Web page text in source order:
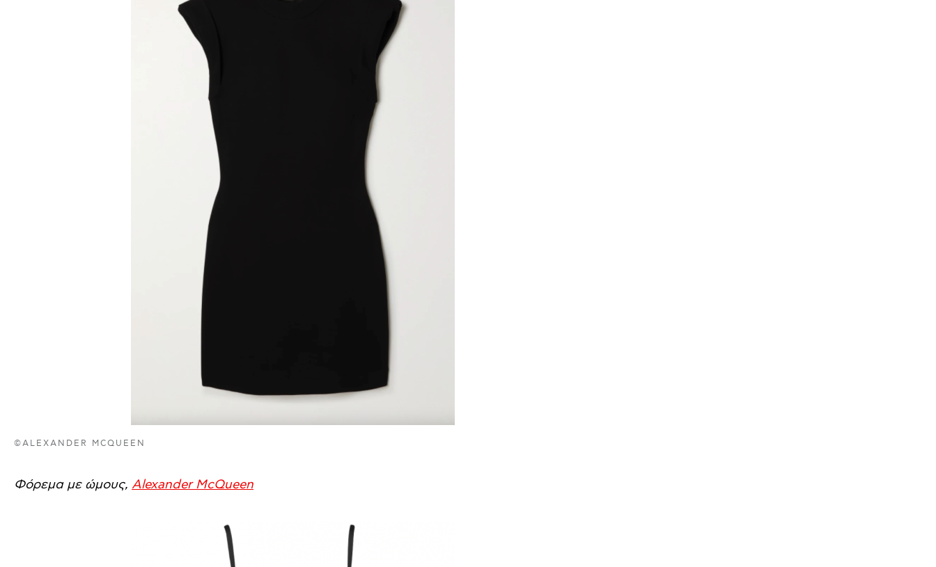
©ALEXANDER MCQUEEN
Φόρεμα με ώμους, Alexander McQueen